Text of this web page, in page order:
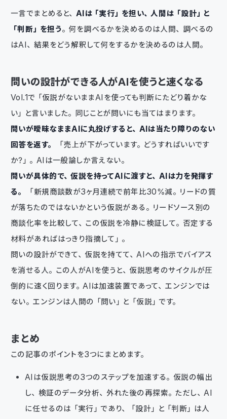
一言でまとめると、 AIは「実行」を担い、人間は「設計」と
「判断」を担う。何を調べるかを決めるのは人間、調べるの
はAI、結果をどう解釈して何をするかを決めるのは人間。
問いの設計ができる人がAIを使うと速くなる
Vol.1で「仮説がないままAIを使っても判断にたどり着かな
い」と言いました。同じことが問いにも当てはまります。
問いが曖昧なままAIに丸投げすると、AIは当たり障りのない
回答を返す。
「売上が下がっています。どうすればいいです
か？」。AIは一般論しか言えない。
問いが具体的で、仮説を持ってAIに渡すと、AIは力を発揮す
る。
「新規商談数が3ヶ月連続で前年比30%減。リードの質
が落ちたのではないかという仮説がある。リードソース別の
商談化率を比較して、この仮説を冷静に検証して。否定する
材料があればはっきり指摘して」。
問いの設計ができて、仮説を持てて、AIへの指示でバイアス
を消せる人。この人がAIを使うと、仮説思考のサイクルが圧
倒的に速く回ります。AIは加速装置であって、エンジンでは
ない。エンジンは人間の「問い」と「仮説」です。
まとめ
この記事のポイントを3つにまとめます。
AIは仮説思考の3つのステップを加速する。仮説の幅出
し、検証のデータ分析、外れた後の再探索。ただし、AI
に任せるのは「実行」であり、「設計」と「判断」は人